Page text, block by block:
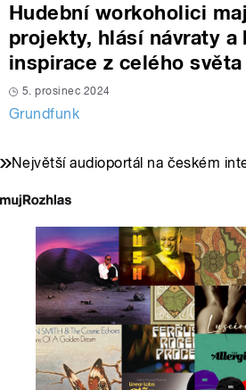
Hudební workoholici
projekty, hlásí návraty a
inspirace z celého světa
5. prosinec 2024
Grundfunk
Největší audioportál na českém